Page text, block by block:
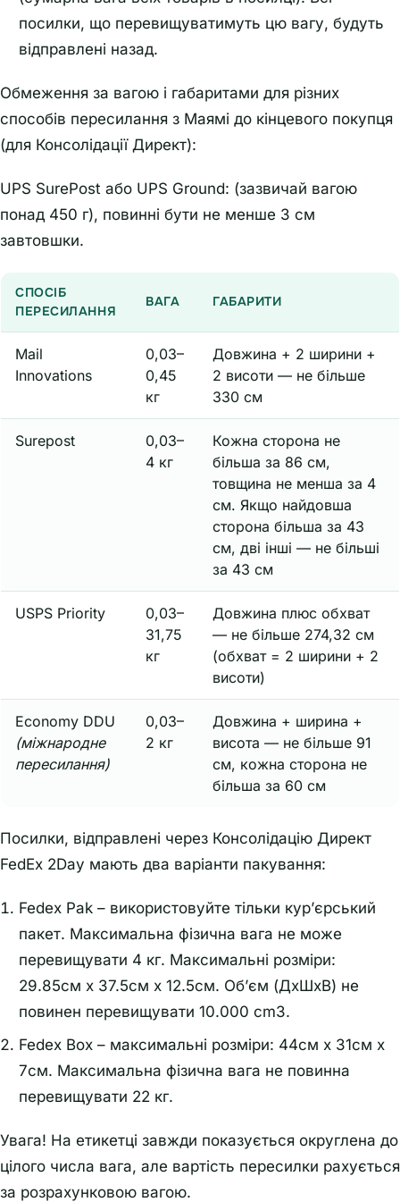
посилки, що перевищуватимуть цю вагу, будуть
відправлені назад.
Обмеження за вагою і габаритами для різних
способів пересилання з Маямі до кінцевого покупця
(для Консолідації Директ):
UPS SurePost або UPS Ground: (зазвичай вагою
понад 450 г), повинні бути не менше 3 см
завтовшки.
СПОСІБ
ПЕРЕСИЛАННЯ
ВАГА ГАБАРИТИ
Mail
Innovations
0,03–
0,45
кг
Довжина + 2 ширини +
2 висоти — не більше
330 см
Surepost
0,03–
4 кг
Кожна сторона не
більша за 86 см,
товщина не менша за 4
см. Якщо найдовша
сторона більша за 43
см, дві інші — не більші
за 43 см
USPS Priority
0,03–
31,75
кг
Довжина плюс обхват
— не більше 274,32 см
(обхват = 2 ширини + 2
висоти)
Economy DDU
(міжнародне
пересилання)
0,03–
2 кг
Довжина + ширина +
висота — не більше 91
см, кожна сторона не
більша за 60 см
Посилки, відправлені через Консолідацію Директ
FedEx 2Day мають два варіанти пакування:
Fedex Pak – використовуйте тільки кур’єрський
пакет. Максимальна фізична вага не може
перевищувати 4 кг. Максимальні розміри:
29.85см x 37.5см x 12.5см. Об’єм (ДхШхВ) не
повинен перевищувати 10.000 cm3.
Fedex Box – максимальні розміри: 44см x 31см x
7см. Максимальна фізична вага не повинна
перевищувати 22 кг.
Увага! На етикетці завжди показується округлена до
цілого числа вага, але вартість пересилки рахується
за розрахунковою вагою.